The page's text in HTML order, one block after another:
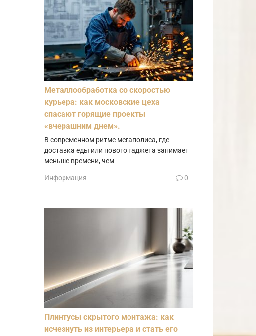
Металлообработка со скоростью
курьера: как московские цеха
спасают горящие проекты
«вчерашним днем».
В современном ритме мегаполиса, где
доставка еды или нового гаджета занимает
меньше времени, чем
Информация 0
Плинтусы скрытого монтажа: как
исчезнуть из интерьера и стать его